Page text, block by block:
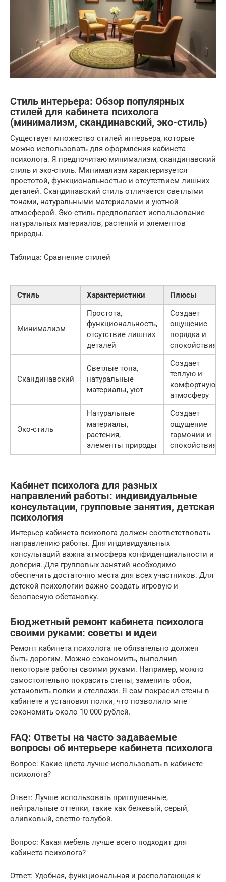
Стиль интерьера: Обзор популярных
стилей для кабинета психолога
(минимализм, скандинавский, эко-стиль)
Существует множество стилей интерьера, которые
можно использовать для оформления кабинета
психолога. Я предпочитаю минимализм, скандинавский
стиль и эко-стиль. Минимализм характеризуется
простотой, функциональностью и отсутствием лишних
деталей. Скандинавский стиль отличается светлыми
тонами, натуральными материалами и уютной
атмосферой. Эко-стиль предполагает использование
натуральных материалов, растений и элементов
природы.
Таблица: Сравнение стилей
Стиль Характеристики Плюсы
Минимализм
Простота,
функциональность,
отсутствие лишних
деталей
Создает
ощущение
порядка и
спокойствия
Скандинавский
Светлые тона,
натуральные
материалы, уют
Создает
теплую и
комфортную
атмосферу
Эко-стиль
Натуральные
материалы,
растения,
элементы природы
Создает
ощущение
гармонии и
спокойствия
Кабинет психолога для разных
направлений работы: индивидуальные
консультации, групповые занятия, детская
психология
Интерьер кабинета психолога должен соответствовать
направлению работы. Для индивидуальных
консультаций важна атмосфера конфиденциальности и
доверия. Для групповых занятий необходимо
обеспечить достаточно места для всех участников. Для
детской психологии важно создать игровую и
безопасную обстановку.
Бюджетный ремонт кабинета психолога
своими руками: советы и идеи
Ремонт кабинета психолога не обязательно должен
быть дорогим. Можно сэкономить, выполнив
некоторые работы своими руками. Например, можно
самостоятельно покрасить стены, заменить обои,
установить полки и стеллажи. Я сам покрасил стены в
кабинете и установил полки, что позволило мне
сэкономить около 10 000 рублей.
FAQ: Ответы на часто задаваемые
вопросы об интерьере кабинета психолога
Вопрос: Какие цвета лучше использовать в кабинете
психолога?
Ответ: Лучше использовать приглушенные,
нейтральные оттенки, такие как бежевый, серый,
оливковый, светло-голубой.
Вопрос: Какая мебель лучше всего подходит для
кабинета психолога?
Ответ: Удобная, функциональная и располагающая к